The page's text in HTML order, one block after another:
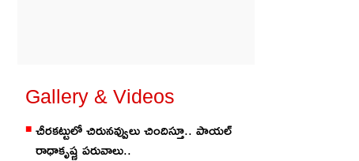
Gallery & Videos
చీరకట్టులో చిరునవ్వులు చిందిస్తూ.. పాయల్
రాధాకృష్ణ పరువాలు..